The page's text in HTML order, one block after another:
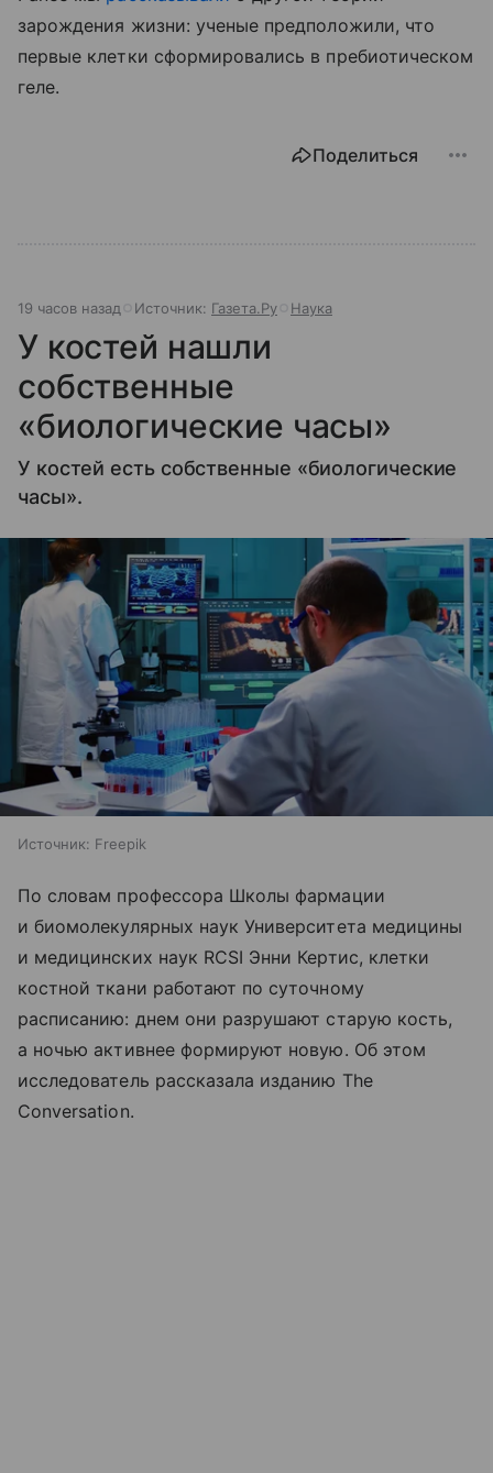
зарождения жизни: ученые предположили, что
первые клетки сформировались в пребиотическом
геле.
Поделиться
19 часов назад Источник: Газета.Ру Наука
У костей нашли
собственные
«биологические часы»
У костей есть собственные «биологические
часы».
Источник: Freepik
По словам профессора Школы фармации
и биомолекулярных наук Университета медицины
и медицинских наук RCSI Энни Кертис, клетки
костной ткани работают по суточному
расписанию: днем они разрушают старую кость,
а ночью активнее формируют новую. Об этом
исследователь рассказала изданию The
Conversation.